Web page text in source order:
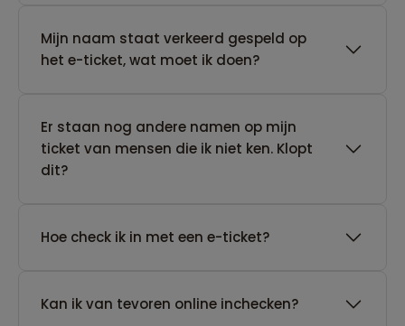
Mijn naam staat verkeerd gespeld op
het e-ticket, wat moet ik doen?
Er staan nog andere namen op mijn
ticket van mensen die ik niet ken. Klopt
dit?
Hoe check ik in met een e-ticket?
Kan ik van tevoren online inchecken?